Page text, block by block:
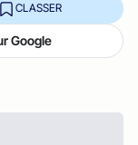
CLASSER
Google